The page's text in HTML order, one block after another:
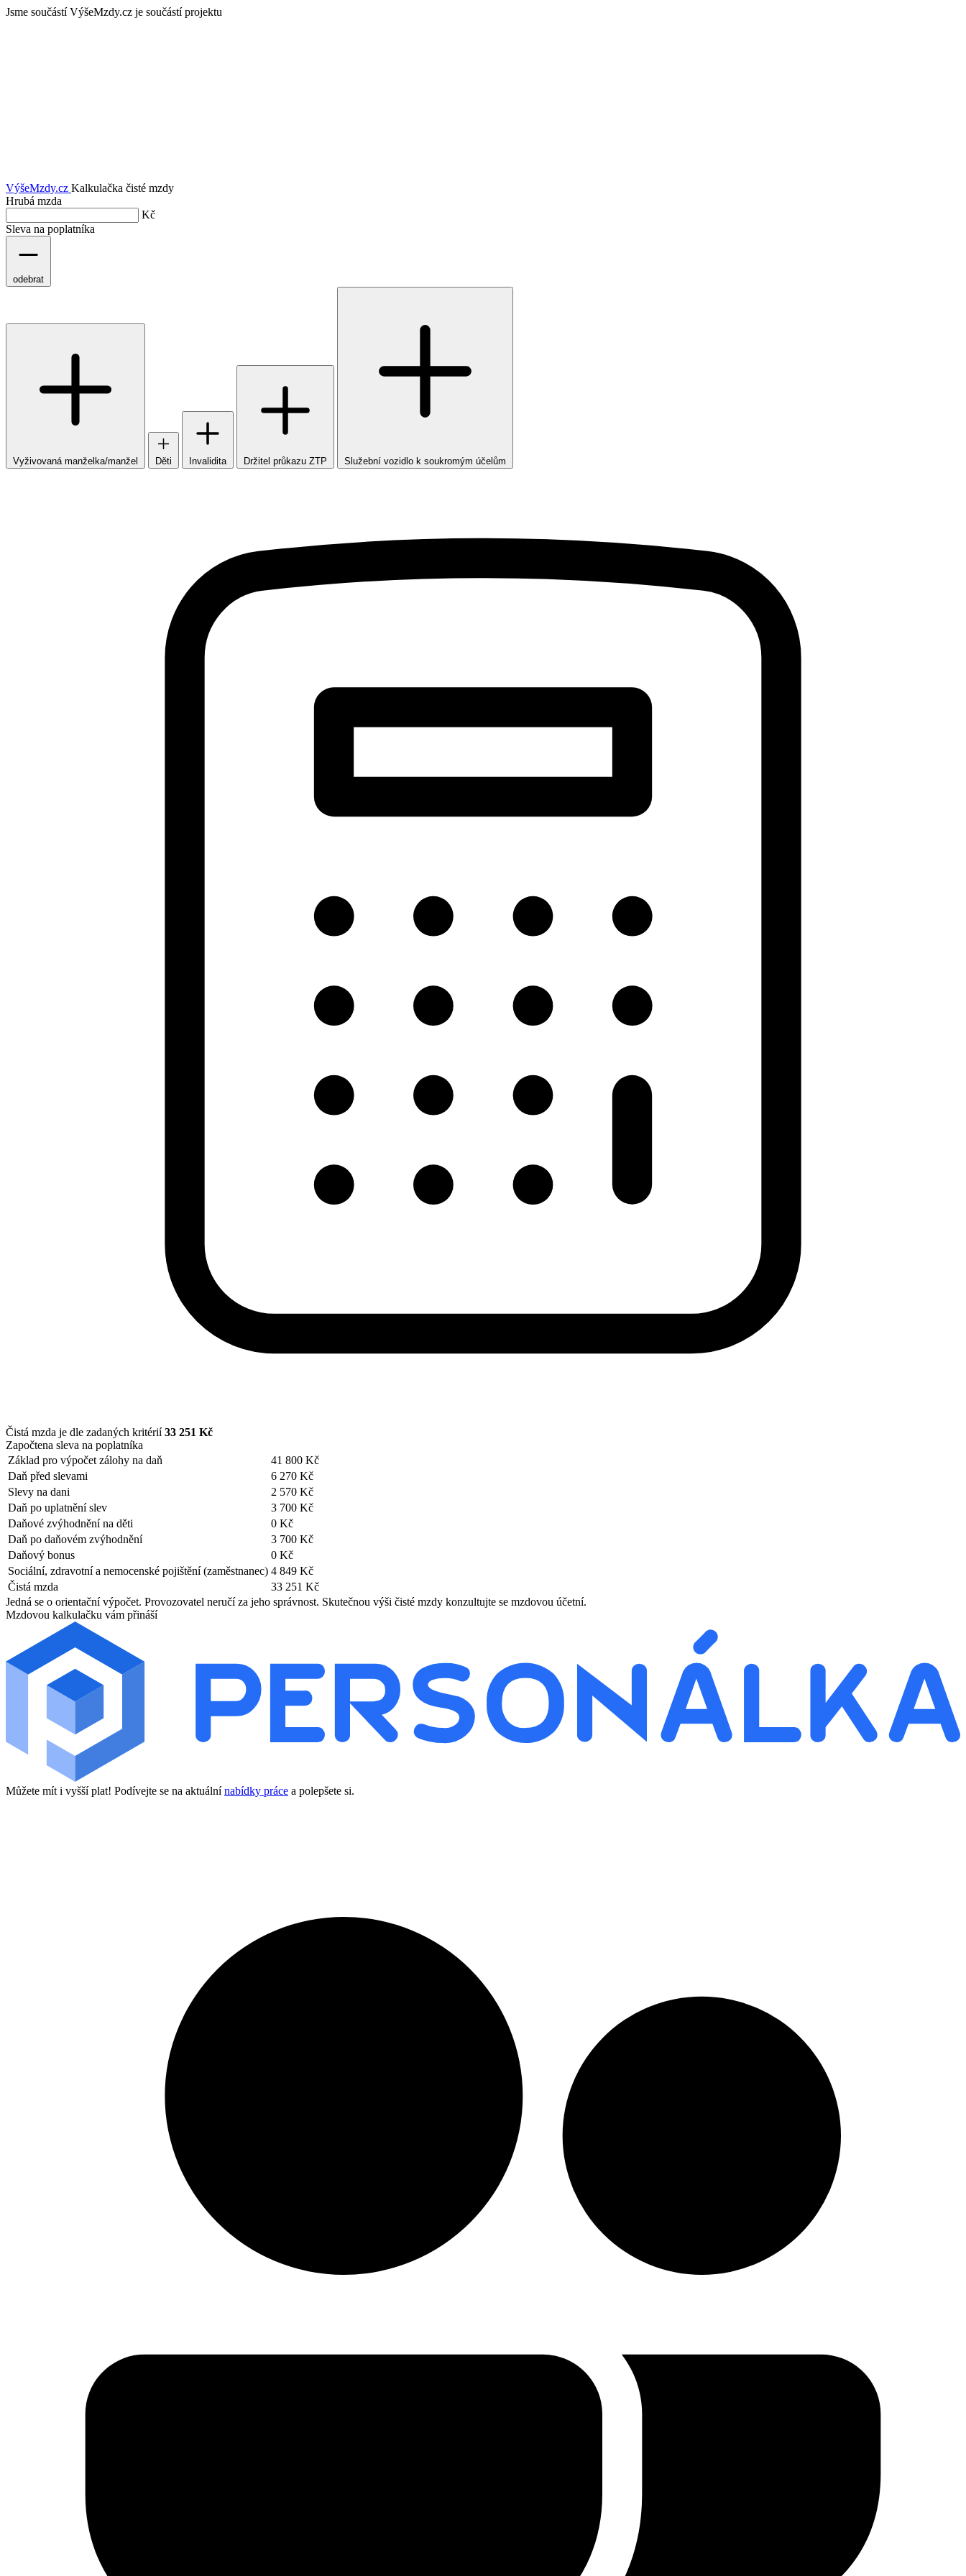
Jsme součástí VýšeMzdy.cz je součástí projektu
VýšeMzdy.cz Kalkulačka čisté mzdy
Hrubá mzda
Kč
Sleva na poplatníka
odebrat
Vyživovaná manželka/manžel Děti Invalidita Držitel průkazu ZTP Služební vozidlo k soukromým účelům
Čistá mzda je dle zadaných kritérií33 251 Kč
Započtena sleva na poplatníka
Základ pro výpočet zálohy na daň
41 800 Kč
Daň před slevami
6 270 Kč
Slevy na dani
2 570 Kč
Daň po uplatnění slev
3 700 Kč
Daňové zvýhodnění na děti
0 Kč
Daň po daňovém zvýhodnění
3 700 Kč
Daňový bonus
0 Kč
Sociální, zdravotní a nemocenské pojištění (zaměstnanec) 4 849 Kč
Čistá mzda
33 251 Kč
Jedná se o orientační výpočet. Provozovatel neručí za jeho správnost. Skutečnou výši čisté mzdy konzultujte se mzdovou účetní.
Mzdovou kalkulačku vám přináší
Můžete mít i vyšší plat! Podívejte se na aktuálnínabídky práce a polepšete si.